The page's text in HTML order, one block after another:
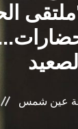
عين شمس